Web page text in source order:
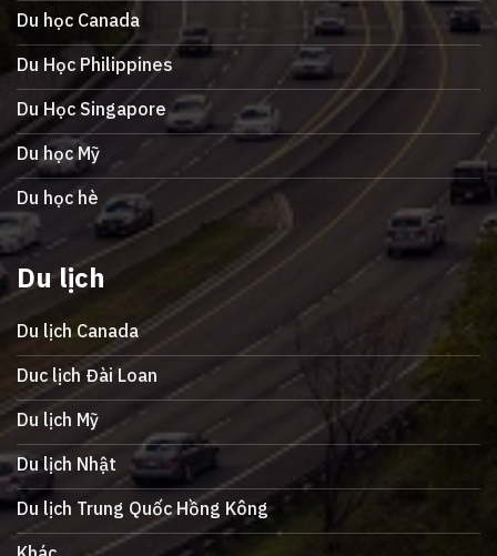
Du học Canada
Du Học Philippines
Du Học Singapore
Du học Mỹ
Du học hè
Du lịch
Du lịch Canada
Duc lịch Đài Loan
Du lịch Mỹ
Du lịch Nhật
Du lịch Trung Quốc Hồng Kông